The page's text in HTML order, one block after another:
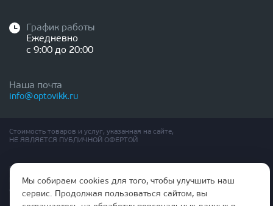
График работы
Ежедневно
с 9:00 до 20:00
Наша почта
info@optovikk.ru
Стоимость товаров и услуг, указанная на сайте,
НЕ ЯВЛЯЕТСЯ ПУБЛИЧНОЙ ОФЕРТОЙ
Правила эксплутации входных и межкомнатных дверей
Политика обработки персональных данных
Согласие на обработку персональных данных
Мы собираем cookies для того, чтобы улучшить наш
сервис. Продолжая пользоваться сайтом, вы